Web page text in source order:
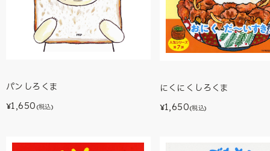
パンしろくま
¥1,650 (税込)
にくにくしろくま
¥1,650(税込)